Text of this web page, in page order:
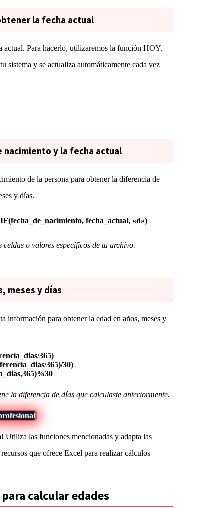
la fecha actual
actual. Para hacerlo, utilizaremos la función HOY.
sistema y se actualiza automáticamente cada vez
nacimiento y la fecha actual
de la persona para obtener la diferencia de
y días.
fecha_actual, «d»)
o valores específicos de tu archivo.
meses y días
información para obtener la edad en años, meses y
365)
365)/30)
la diferencia de días que calculaste anteriormente.
Utiliza las funciones mencionadas y adapta las
que ofrece Excel para realizar cálculos
calcular edades